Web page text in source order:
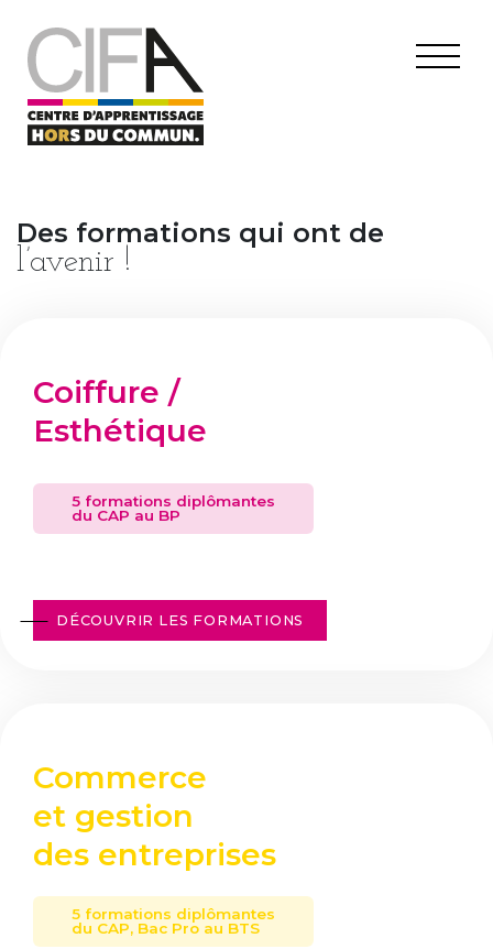
Des formations qui ont de
l’avenir !
Coiffure /
Esthétique
5 formations diplômantes
du CAP au BP
DÉCOUVRIR LES FORMATIONS
Commerce
et gestion
des entreprises
5 formations diplômantes
du CAP, Bac Pro au BTS